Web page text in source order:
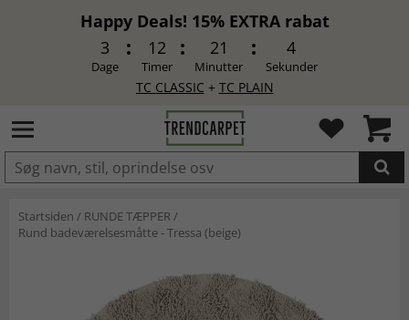
Happy Deals! 15% EXTRA rabat
3
Dage
12
Timer
21
Minutter
4
Sekunder
TC CLASSIC + TC PLAIN
LAGT I INDKØBSKURVEN.
Startsiden / RUNDE TÆPPER/
Rund badeværelsesmåtte - Tressa (beige)